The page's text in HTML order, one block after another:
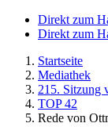
Direkt zum
Direkt zum
Startseite
Mediathek
215. Sitzung
TOP 42
Rede von